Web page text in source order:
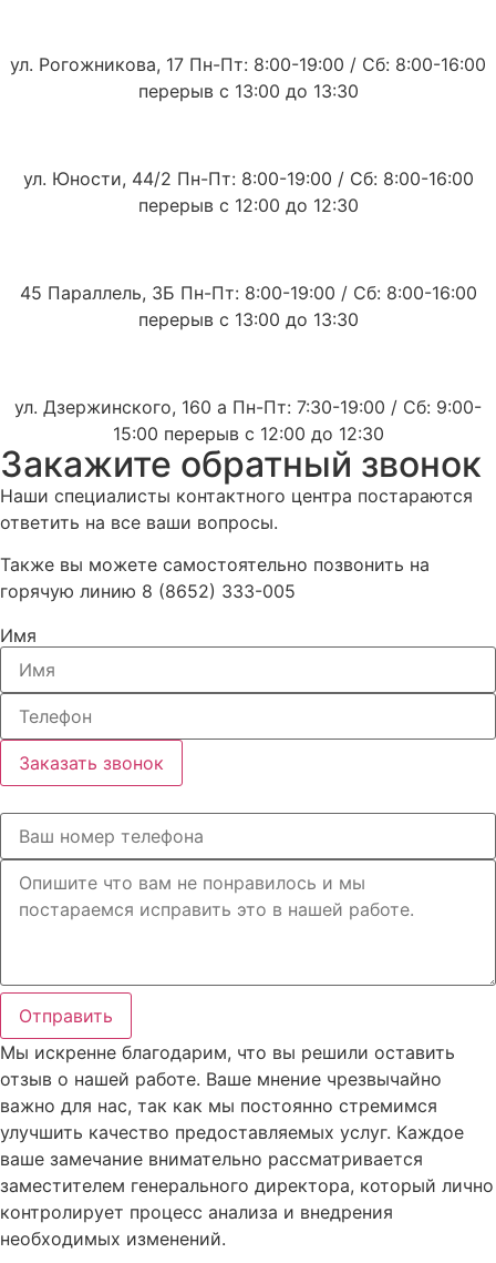
ул. Рогожникова, 17 Пн-Пт: 8:00-19:00 / Сб: 8:00-16:00
перерыв с 13:00 до 13:30
ул. Юности, 44/2 Пн-Пт: 8:00-19:00 / Сб: 8:00-16:00
перерыв с 12:00 до 12:30
45 Параллель, 3Б Пн-Пт: 8:00-19:00 / Сб: 8:00-16:00
перерыв с 13:00 до 13:30
ул. Дзержинского, 160 а Пн-Пт: 7:30-19:00 / Сб: 9:00-
15:00 перерыв с 12:00 до 12:30
Закажите обратный звонок
Наши специалисты контактного центра постараются
ответить на все ваши вопросы.
Также вы можете самостоятельно позвонить на
горячую линию 8 (8652) 333-005
Имя
Заказать звонок
Отправить
Мы искренне благодарим, что вы решили оставить
отзыв о нашей работе. Ваше мнение чрезвычайно
важно для нас, так как мы постоянно стремимся
улучшить качество предоставляемых услуг. Каждое
ваше замечание внимательно рассматривается
заместителем генерального директора, который лично
контролирует процесс анализа и внедрения
необходимых изменений.